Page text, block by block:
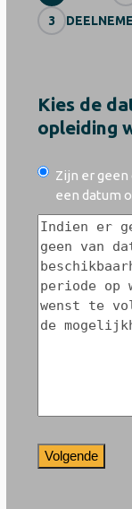
3
Kies de
opleiding
Kies
jouw
Zijn er
een datum
Periodekeuze